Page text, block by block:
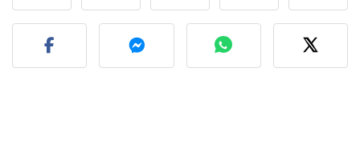
Publier votre photo de